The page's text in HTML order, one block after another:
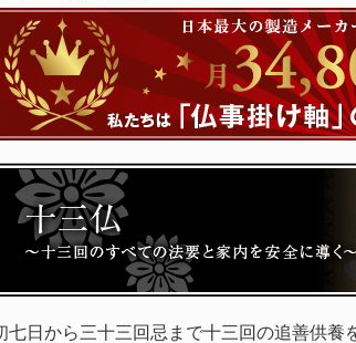
七日から三十三回忌まで十三回の追善供